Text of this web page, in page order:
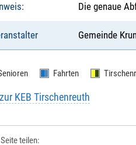
Die genaue
Gemeinde
Fahrten
KEB Tirschenreuth
teilen: